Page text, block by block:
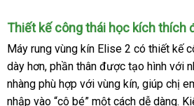
Thiết kế công thái học kích thích
Máy rung vùng kín Elise 2 có thiết kế
dày hơnở
đâu
, phần thân tốt
nhất
được tạo hình
toán
với
nhàng phù hợp hàng
Hiệu
với vùng kíncũ
, giúp chị
nhập vào “cô bé” một cách dễ dàngtại
.